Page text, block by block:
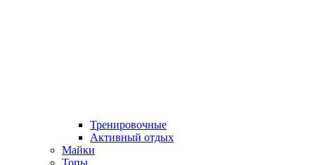
Тренировочные
Активный отдых
Майки
Топы